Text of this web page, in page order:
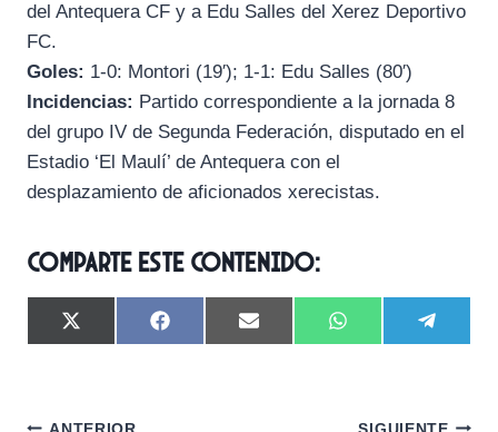
del Antequera CF y a Edu Salles del Xerez Deportivo
FC.
Goles: 1-0: Montori (19′); 1-1: Edu Salles (80′)
Incidencias: Partido correspondiente a la jornada 8
del grupo IV de Segunda Federación, disputado en el
Estadio ‘El Maulí’ de Antequera con el
desplazamiento de aficionados xerecistas.
Comparte este contenido:
C
o
X
(
C
o
F
a
C
o
E
m
C
o
W
h
C
o
e